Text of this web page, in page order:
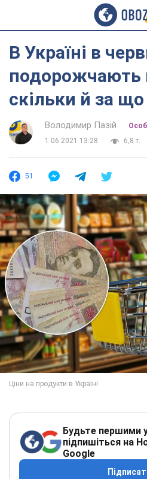
В Україні в
подорожчають
скільки й за
Володимир Пазій
1.06.2021 13:28
6,8 т.
51
Будьте першими
підпишіться на
Google